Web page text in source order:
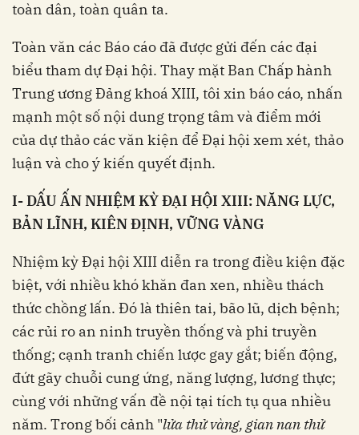
toàn dân, toàn quân ta.
Toàn văn các Báo cáo đã được gửi đến các đại
biểu tham dự Đại hội. Thay mặt Ban Chấp hành
Trung ương Đảng khoá XIII, tôi xin báo cáo, nhấn
mạnh một số nội dung trọng tâm và điểm mới
của dự thảo các văn kiện để Đại hội xem xét, thảo
luận và cho ý kiến quyết định.
I- DẤU ẤN NHIỆM KỲ ĐẠI HỘI XIII: NĂNG LỰC,
BẢN LĨNH, KIÊN ĐỊNH, VỮNG VÀNG
Nhiệm kỳ Đại hội XIII diễn ra trong điều kiện đặc
biệt, với nhiều khó khăn đan xen, nhiều thách
thức chồng lấn. Đó là thiên tai, bão lũ, dịch bệnh;
các rủi ro an ninh truyền thống và phi truyền
thống; cạnh tranh chiến lược gay gắt; biến động,
đứt gãy chuỗi cung ứng, năng lượng, lương thực;
cùng với những vấn đề nội tại tích tụ qua nhiều
năm. Trong bối cảnh "lửa thử vàng, gian nan thử